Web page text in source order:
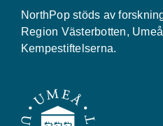
NorthPop stöds av
Region Västerbotten,
Kempestiftelserna.